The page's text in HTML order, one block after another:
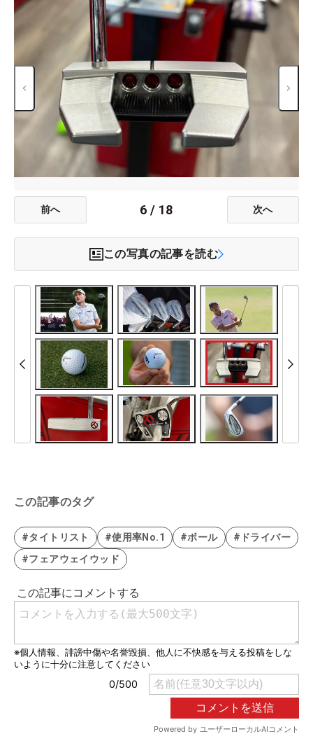
前へ 6 / 18 次へ
この写真の記事を読む
この記事のタグ
#タイトリスト #使用率No.1 #ボール
#ドライバー
#フェアウェイウッド